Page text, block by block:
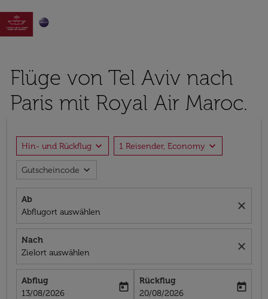

Flüge von Tel Aviv nach
Paris mit Royal Air Maroc.
Hin- und Rückflug expand_more 1 Reisender, Economy expand_more
Gutscheincode expand_more
Ab
Abflugort auswählen
close
Nach
Zielort auswählen
close
Abflug
fc-booking-departure-date-aria-label
13/08/2026
today
Rückflug
fc-booking-return-date-aria-label
20/08/2026
today